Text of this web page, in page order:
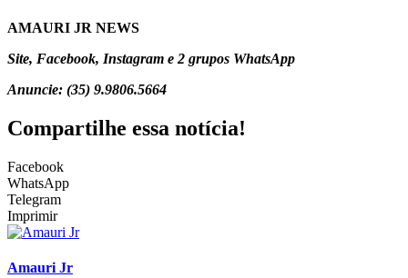
AMAURI JR NEWS
Site, Facebook, Instagram e 2 grupos WhatsApp
Anuncie: (35) 9.9806.5664
Compartilhe essa notícia!
Facebook
WhatsApp
Telegram
Imprimir
Amauri Jr